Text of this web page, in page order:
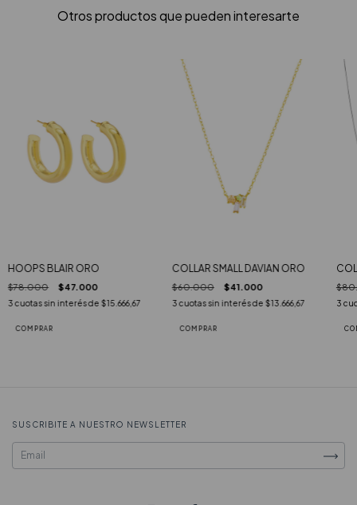
Otros productos que pueden interesarte
HOOPS BLAIR ORO
$78.000 $47.000
3 cuotas sin interés de $15.666,67
COLLAR SMALL DAVIAN ORO
$60.000 $41.000
3 cuotas sin interés de $13.666,67 3
SUSCRIBITE A NUESTRO NEWSLETTER